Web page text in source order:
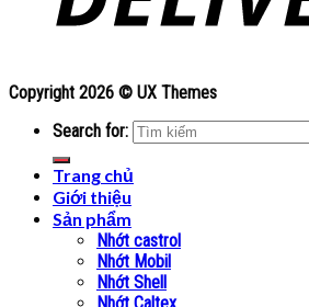
Copyright 2026 © UX Themes
Search for:
Trang chủ
Giới thiệu
Sản phẩm
Nhớt castrol
Nhớt Mobil
Nhớt Shell